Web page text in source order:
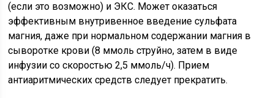
(если это возможно) и ЭКС. Может оказаться
эффективным внутривенное введение сульфата
магния, даже при нормальном содержании магния в
сыворотке крови (8 ммоль струйно, затем в виде
инфузии со скоростью 2,5 ммоль/ч). Прием
антиаритмических средств следует прекратить.